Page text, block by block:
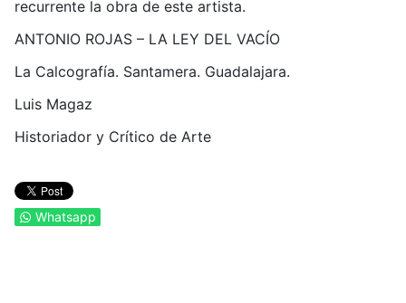
recurrente la obra de este artista.
ANTONIO ROJAS – LA LEY DEL VACÍO
La Calcografía. Santamera. Guadalajara.
Luis Magaz
Historiador y Crítico de Arte
Whatsapp